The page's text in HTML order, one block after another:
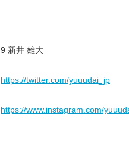
9 新井 雄大
https://twitter.com/yuuudai_jp
https://www.instagram.com/